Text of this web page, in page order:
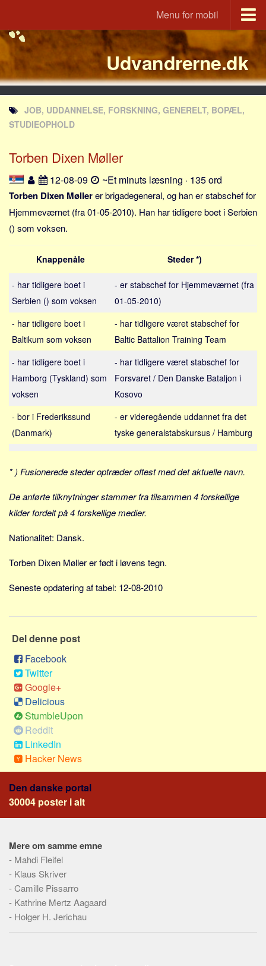
Menu for mobil
Portal
Udvandrerne.dk
Utvandrerne.no
Utvandrarna.se
Tyskland.dk
Rusland.dk
JLKM.dk
Lande
Tyrkiet
Spanien
Sverige
Norge
Thailand
Italien
Grækenland
USA
Alle
Nøgleord
Job
Investering
Pension og opsparing
Forbrug
Social sikring og sundhed
Aspekter
Køb og salg
Økonomi
Skatter og afgifter
Statistik
Praktisk
Alle
Meta
Emner
Skribenter
Steder
Kilder
Om
Webstedet
Forhistorien
Udvandrerne.dk
JOB, UDDANNELSE, FORSKNING, GENERELT, BOPÆL,
STUDIEOPHOLD
Torben Dixen Møller
12-08-09 ~Et minuts læsning · 135 ord
Torben Dixen Møllerer brigadegeneral, og han er stabschef for
Hjemmeværnet (fra 01-05-2010). Han har tidligere boet i Serbien
() som voksen.
Knappenåle Steder *)
- har tidligere boet i
Serbien () som voksen
- er stabschef for Hjemmeværnet (fra
01-05-2010)
- har tidligere boet i
Baltikum som voksen
- har tidligere været stabschef for
Baltic Battalion Training Team
- har tidligere boet i
Hamborg (Tyskland) som
voksen
- har tidligere været stabschef for
Forsvaret / Den Danske Bataljon i
Kosovo
- bor i Frederikssund
(Danmark)
- er videregående uddannet fra det
tyske generalstabskursus / Hamburg
* ) Fusionerede steder optræder oftest med det aktuelle navn.
De anførte tilknytninger stammer fra tilsammen 4 forskellige
kilder fordelt på 4 forskellige medier.
Nationalitet: Dansk.
Torben Dixen Møller er født i løvens tegn.
Seneste opdatering af tabel: 12-08-2010
Del denne post
Facebook
Twitter
Google+
Delicious
StumbleUpon
Reddit
LinkedIn
Hacker News
Den danske portal
30004 poster i alt
Mere om samme emne
- Mahdi Fleifel
- Klaus Skriver
-Camille Pissarro
- Kathrine Mertz Aagaard
- Holger H. Jerichau